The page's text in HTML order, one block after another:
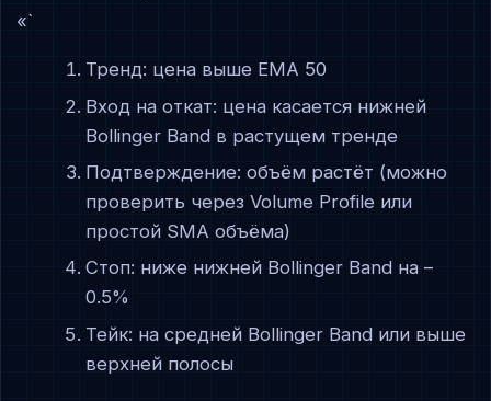
«`
Тренд: цена выше EMA 50
Вход на откат: цена касается нижней
Bollinger Band в растущем тренде
Подтверждение: объём растёт (можно
проверить через Volume Profile или
простой SMA объёма)
Стоп: ниже нижней Bollinger Band на –
0.5%
Тейк: на средней Bollinger Band или выше
верхней полосы